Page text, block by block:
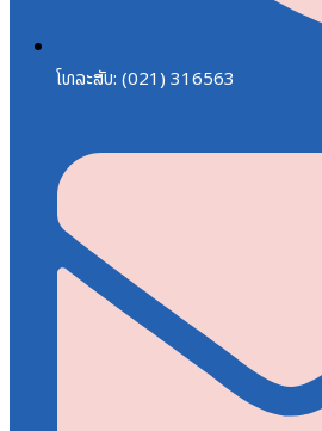
ໂທລະສັບ: (021) 316563